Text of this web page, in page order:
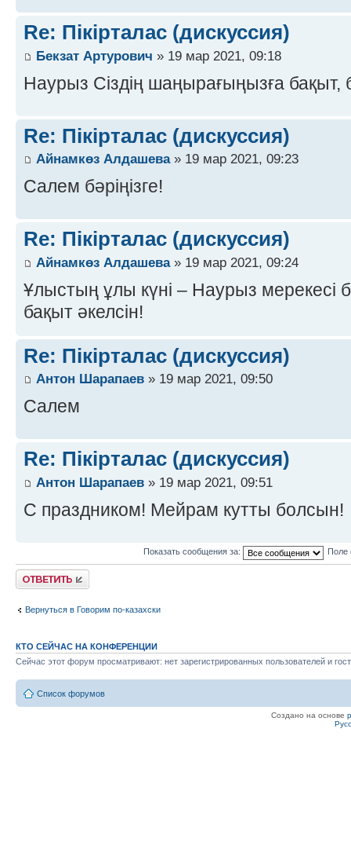
Re: Пікірталас (дискуссия)
Бекзат Артурович » 19 мар 2021, 09:18
Наурыз Сіздің шаңырағыңызға бақыт,
Re: Пікірталас (дискуссия)
Айнамкөз Алдашева» 19 мар 2021, 09:23
Салем бәріңізге!
Re: Пікірталас (дискуссия)
Айнамкөз Алдашева» 19 мар 2021, 09:24
Ұлыстың ұлы күні – Наурыз мерекесі
бақыт әкелсін!
Re: Пікірталас (дискуссия)
Антон Шарапаев » 19 мар 2021, 09:50
Салем
Re: Пікірталас (дискуссия)
Антон Шарапаев » 19 мар 2021, 09:51
С праздником! Мейрам кутты болсын!
Показать сообщения за: Поле
Ответить
Вернуться в Говорим по-казахски
КТО СЕЙЧАС НА КОНФЕРЕНЦИИ
Сейчас этот форум просматривают: нет зарегистрированных пользователей и
Список форумов
Создано на основе